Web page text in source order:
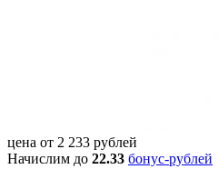
цена от 2 233 рублей
Начислим до 22.33 бонус-рублей